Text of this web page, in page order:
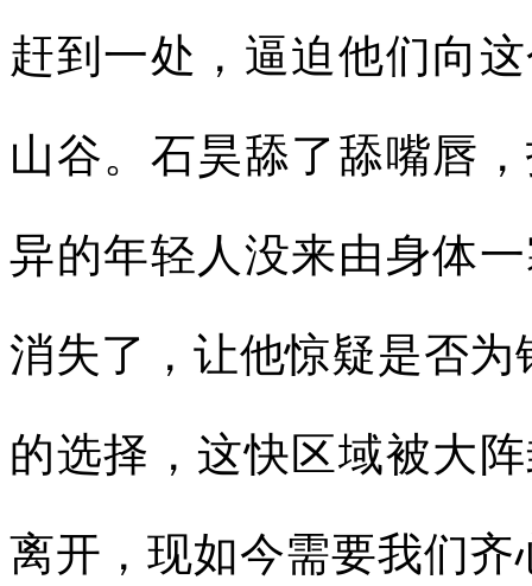
赶到一处，逼迫他们向
山谷。石昊舔了舔嘴唇
异的年轻人没来由身体
消失了，让他惊疑是否
的选择，这快区域被大
离开，现如今需要我们